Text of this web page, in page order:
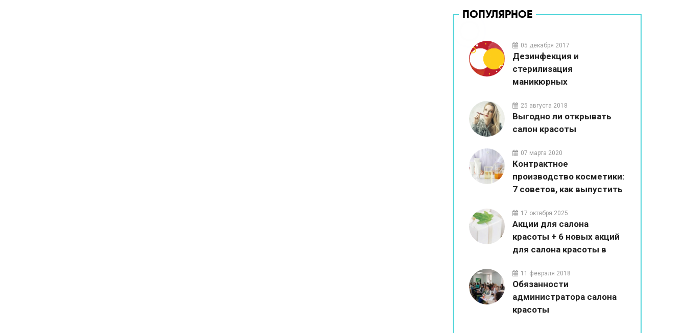
ПОПУЛЯРНОЕ
05 декабря 2017
Дезинфекция и
стерилизация
маникюрных
красоты
25 августа 2018
Выгодно ли открывать
салон красоты
07 марта 2020
Контрактное
производство косметики:
7 советов, как выпустить
17 октября 2025
Акции для салона
красоты + 6 новых акций
для салона красоты в
11 февраля 2018
Обязанности
администратора салона
красоты